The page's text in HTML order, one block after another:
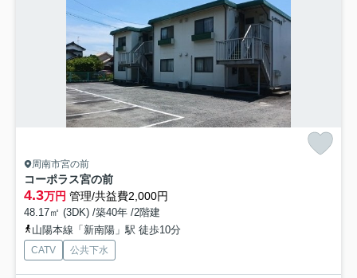
周南市宮の前
コーポラス宮の前
4.3万円 管理/共益費2,000円
48.17㎡ (3DK) /築40年 /2階建
山陽本線「新南陽」駅 徒歩10分
CATV 公共下水